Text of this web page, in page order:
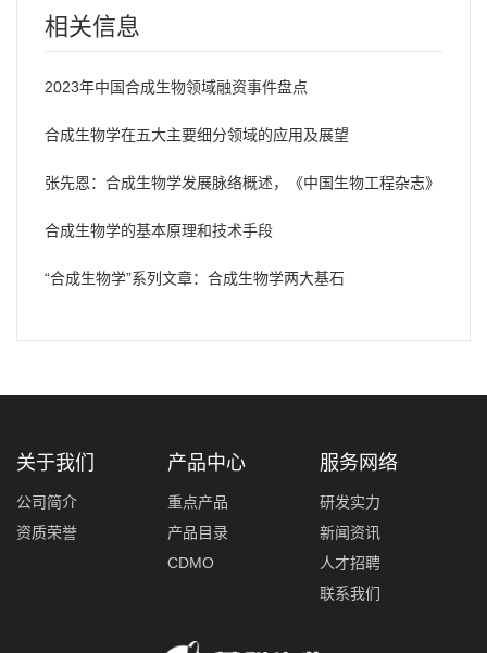
相关信息
2023年中国合成生物领域融资事件盘点
合成生物学在五大主要细分领域的应用及展望
张先恩：合成生物学发展脉络概述，《中国生物工程杂志》
合成生物学的基本原理和技术手段
“合成生物学”系列文章：合成生物学两大基石
关于我们
公司简介
资质荣誉
产品中心
重点产品
产品目录
CDMO
服务网络
研发实力
新闻资讯
人才招聘
联系我们